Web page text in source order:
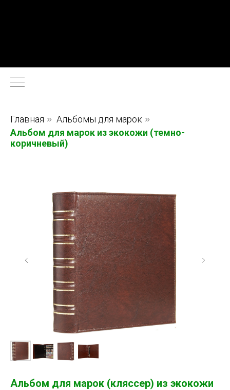
Главная » Альбомы для марок »
Альбом для марок из экокожи (темно-
коричневый)
Альбом для марок (кляссер) из экокожи